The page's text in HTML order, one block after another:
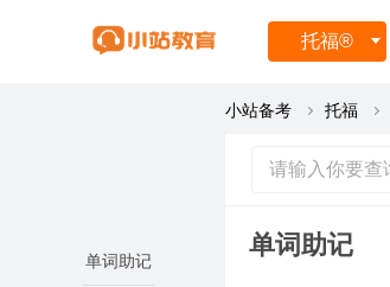
托福®
小站备考 托福
单词助记
单词助记